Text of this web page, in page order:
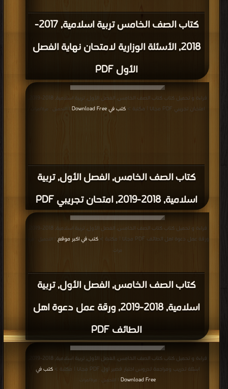
كتاب الصف الخامس تربية اسلامية, 2017-
2018, الأسئلة الوزارية لامتحان نهاية الفصل
الأول PDF
كتاب الصف الخامس, الفصل الأول, تربية
اسلامية, 2018-2019, امتحان تجريبي PDF
امتحان تجريبي PDF مجانا | مكتبة >
كتب في Download Free | التحميل : مرة/مرات
كتاب الصف الخامس, الفصل الأول, تربية
اسلامية, 2018-2019, ورقة عمل دعوة اهل
الطائف PDF
ورقة عمل دعوة اهل الطائف PDF مجانا | مكتبة >
كتب في اكبر موقع
| التحميل : مرة/
مرات
اسئلة تدريب ومراجعة لدروس اختبار قصير اول PDF مجانا | مكتبة >
كتب في
Download Free
| التحميل : مرة/مرات